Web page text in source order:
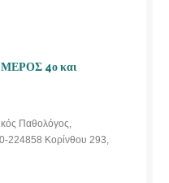
4ο και
Παθολόγος,
224858 Κορίνθου 293,